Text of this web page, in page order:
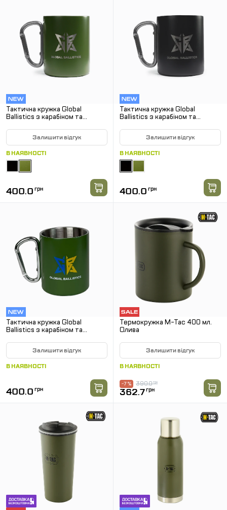
Тактична кружка Global
Ballistics з карабіном та
Залишити відгук
В НАЯВНОСТІ
400.0 грн
Тактична кружка Global
Ballistics з карабіном та
Залишити відгук
В НАЯВНОСТІ
400.0 грн
Тактична кружка Global
Ballistics з карабіном та
Залишити відгук
В НАЯВНОСТІ
400.0 грн
Термокружка M-Tac 400 мл.
Олива
Залишити відгук
В НАЯВНОСТІ
390.0грн
-7 %
362.7грн